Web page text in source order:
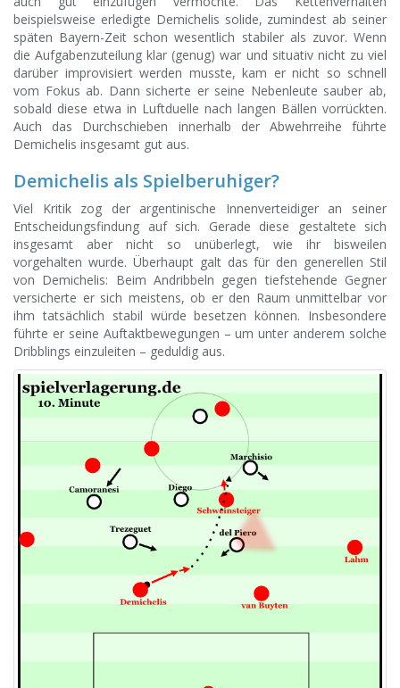
beispielsweise erledigte Demichelis solide, zumindest ab seiner
späten Bayern-Zeit schon wesentlich stabiler als zuvor. Wenn
die Aufgabenzuteilung klar (genug) war und situativ nicht zu viel
darüber improvisiert werden musste, kam er nicht so schnell
vom Fokus ab. Dann sicherte er seine Nebenleute sauber ab,
sobald diese etwa in Luftduelle nach langen Bällen vorrückten.
Auch das Durchschieben innerhalb der Abwehrreihe führte
Demichelis insgesamt gut aus.
Demichelis als Spielberuhiger?
Viel Kritik zog der argentinische Innenverteidiger an seiner
Entscheidungsfindung auf sich. Gerade diese gestaltete sich
insgesamt aber nicht so unüberlegt, wie ihr bisweilen
vorgehalten wurde. Überhaupt galt das für den generellen Stil
von Demichelis: Beim Andribbeln gegen tiefstehende Gegner
versicherte er sich meistens, ob er den Raum unmittelbar vor
ihm tatsächlich stabil würde besetzen können. Insbesondere
führte er seine Auftaktbewegungen – um unter anderem solche
Dribblings einzuleiten – geduldig aus.